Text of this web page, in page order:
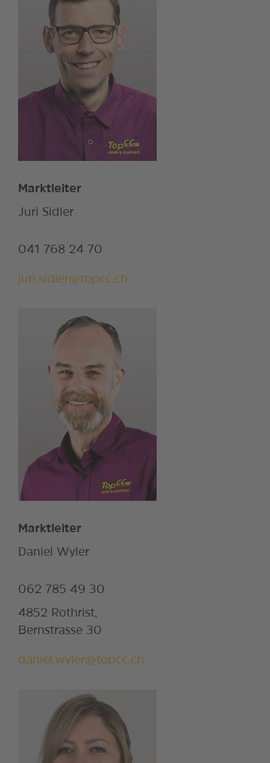
Marktleiter
Juri Sidler
041 768 24 70
juri.sidler@topcc.ch
Marktleiter
Daniel Wyler
062 785 49 30
4852 Rothrist,
Bernstrasse 30
daniel.wyler@topcc.ch